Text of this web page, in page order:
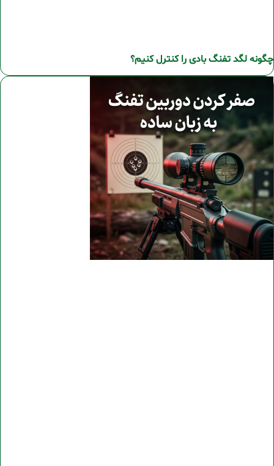
چگونه لگد تفنگ بادی را کنترل کنیم؟